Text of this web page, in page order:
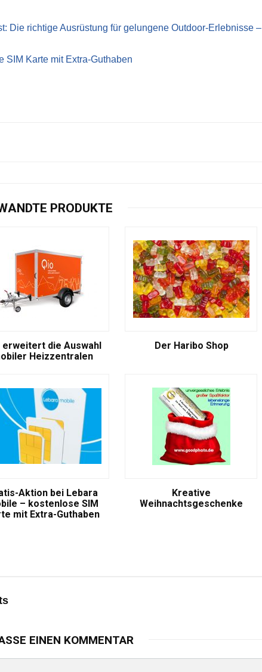
Die richtige Ausrüstung für gelungene Outdoor-Erlebnisse –
SIM Karte mit Extra-Guthaben
PRODUKTE
erweitert die Auswahl
Heizzentralen
Der Haribo Shop
Aktion bei Lebara
– kostenlose SIM
mit Extra-Guthaben
Kreative
Weihnachtsgeschenke
EINEN KOMMENTAR